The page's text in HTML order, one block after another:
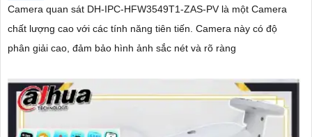
Camera quan sát DH-IPC-HFW3549T1-ZAS-PV là một Camera
chất lượng cao với các tính năng tiên tiến. Camera này có độ
phân giải cao, đảm bảo hình ảnh sắc nét và rõ ràng